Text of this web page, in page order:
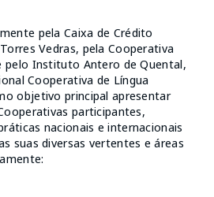
pela Caixa de Crédito
Vedras, pela Cooperativa
pelo Instituto Antero de Quental,
Cooperativa de Língua
objetivo principal apresentar
participantes,
nacionais e internacionais
suas diversas vertentes e áreas